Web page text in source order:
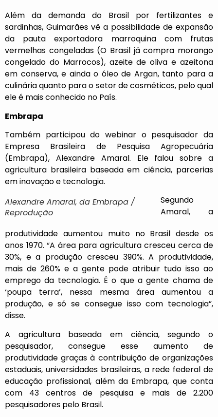
Além da demanda do Brasil por fertilizantes e
sardinhas, Guimarães vê a possibilidade de expansão
da pauta exportadora marroquina com frutas
vermelhas congeladas (O Brasil já compra morango
congelado do Marrocos), azeite de oliva e azeitona
em conserva, e ainda o óleo de Argan, tanto para a
culinária quanto para o setor de cosméticos, pelo qual
ele é mais conhecido no País.
Embrapa
Também participou do webinar o pesquisador da
Empresa Brasileira de Pesquisa Agropecuária
(Embrapa), Alexandre Amaral. Ele falou sobre a
agricultura brasileira baseada em ciência, parcerias
em inovação e tecnologia.
Alexandre Amaral, da Embrapa /
Reprodução
Segundo
Amaral, a
produtividade aumentou muito no Brasil desde os
anos 1970. “A área para agricultura cresceu cerca de
30%, e a produção cresceu 390%. A produtividade,
mais de 260% e a gente pode atribuir tudo isso ao
emprego da tecnologia. É o que a gente chama de
‘poupa terra’, nessa mesma área aumentou a
produção, e só se consegue isso com tecnologia”,
disse.
A agricultura baseada em ciência, segundo o
pesquisador, consegue esse aumento de
produtividade graças à contribuição de organizações
estaduais, universidades brasileiras, a rede federal de
educação profissional, além da Embrapa, que conta
com 43 centros de pesquisa e mais de 2.200
pesquisadores pelo Brasil.